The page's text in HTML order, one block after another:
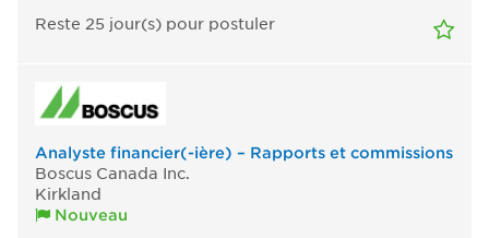
Reste 25 jour(s) pour postuler
Analyste financier(-ière) – Rapports et commissions
Boscus Canada Inc.
Kirkland
Nouveau